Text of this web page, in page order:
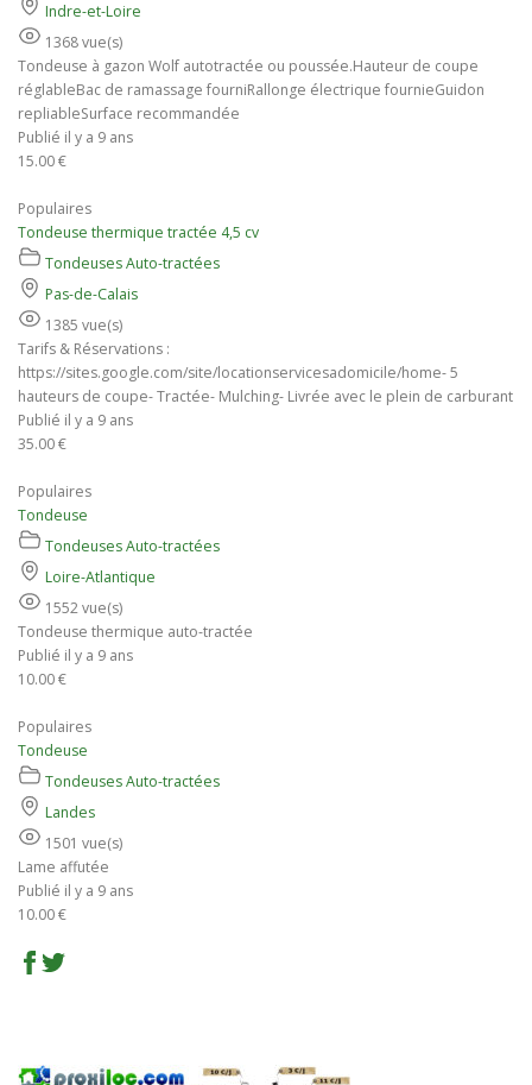
Indre-et-Loire
1368 vue(s)
Tondeuse à gazon Wolf autotractée ou poussée.Hauteur de coupe
réglableBac de ramassage fourniRallonge électrique fournieGuidon
repliableSurface recommandée
Publié il y a 9 ans
15.00 €
Populaires
Tondeuse thermique tractée 4,5 cv
Tondeuses Auto-tractées
Pas-de-Calais
1385 vue(s)
Tarifs & Réservations :
https://sites.google.com/site/locationservicesadomicile/home- 5
hauteurs de coupe- Tractée- Mulching- Livrée avec le plein de carburant
Publié il y a 9 ans
35.00 €
Populaires
Tondeuse
Tondeuses Auto-tractées
Loire-Atlantique
1552 vue(s)
Tondeuse thermique auto-tractée
Publié il y a 9 ans
10.00 €
Populaires
Tondeuse
Tondeuses Auto-tractées
Landes
1501 vue(s)
Lame affutée
Publié il y a 9 ans
10.00 €